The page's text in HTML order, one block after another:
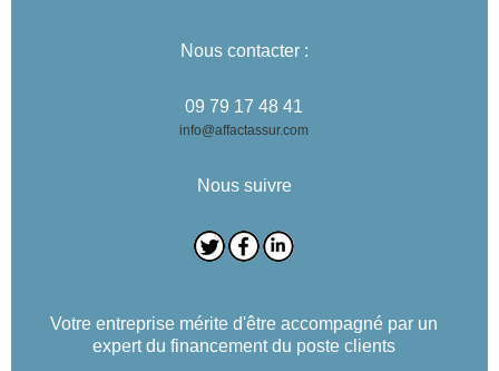
Nous contacter :
09 79 17 48 41
info@affactassur.com
Nous suivre
Votre entreprise mérite d'être accompagné par un
expert du financement du poste clients